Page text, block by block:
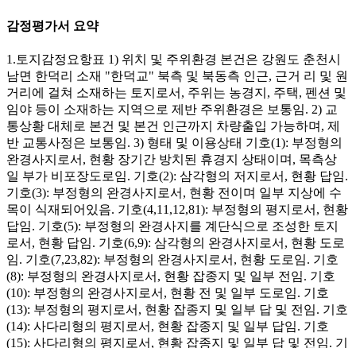
감정평가서 요약
1.토지감정요항표 1) 위치 및 주위환경 본건은 강원도 춘천시
남면 한덕리 소재 "한덕교" 북측 및 북동측 인근, 근거 리 및 원
거리에 걸쳐 소재하는 토지로서, 주위는 농경지, 주택, 펜션 및
임야 등이 소재하는 지역으로 제반 주위환경은 보통임. 2) 교
통상황 대체로 본건 및 본건 인근까지 차량출입 가능하며, 제
반 교통사정은 보통임. 3) 형태 및 이용상태 기호(1): 부정형의
완경사지로서, 현황 장기간 방치된 휴경지 상태이며, 목측상
일 부가 비포장도로임. 기호(2): 삼각형의 저지로서, 현황 답임.
기호(3): 부정형의 완경사지로서, 현황 전이며 일부 지상에 수
목이 식재되어있음. 기호(4,11,12,81): 부정형의 평지로서, 현황
답임. 기호(5): 부정형의 완경사지를 계단식으로 조성한 토지
로서, 현황 답임. 기호(6,9): 삼각형의 완경사지로서, 현황 도로
임. 기호(7,23,82): 부정형의 완경사지로서, 현황 도로임. 기호
(8): 부정형의 완경사지로서, 현황 잡종지 및 일부 전임. 기호
(10): 부정형의 완경사지로서, 현황 전 및 일부 도로임. 기호
(13): 부정형의 평지로서, 현황 잡종지 및 일부 답 및 전임. 기호
(14): 사다리형의 평지로서, 현황 잡종지 및 일부 답임. 기호
(15): 사다리형의 평지로서, 현황 잡종지 및 일부 답 및 전임. 기